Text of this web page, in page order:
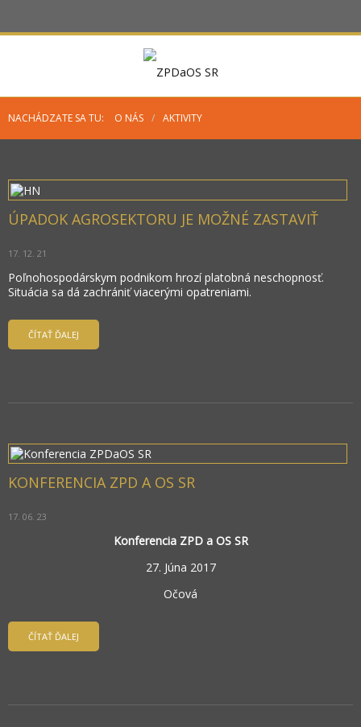
NACHÁDZATE SA TU: O NÁS / AKTIVITY
ÚPADOK AGROSEKTORU JE MOŽNÉ ZASTAVIŤ
17. 12. 21
Poľnohospodárskym podnikom hrozí platobná neschopnosť.
Situácia sa dá zachrániť viacerými opatreniami.
ČÍTAŤ ĎALEJ
KONFERENCIA ZPD A OS SR
17. 06. 23
Konferencia ZPD a OS SR
27. Júna 2017
Očová
ČÍTAŤ ĎALEJ